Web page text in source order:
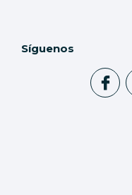
Síguenos